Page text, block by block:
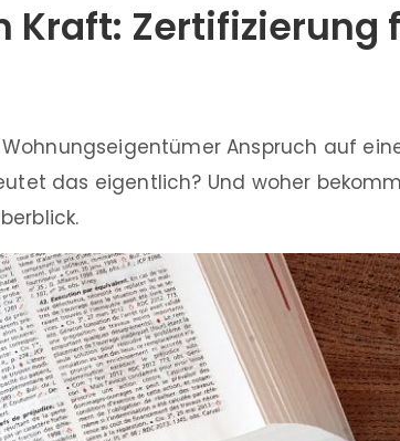
Kraft: Zertifizierung
Anspruch auf
das eigentlich? Und woher